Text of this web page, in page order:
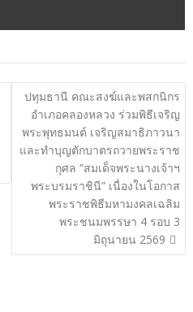
ปทุมธานี คณะสงฆ์และพสกนิกร
อำเภอคลองหลวง ร่วมพิธีเจริญ
พระพุทธมนต์ เจริญสมาธิภาวนา
และทำบุญตักบาตรถวายพระราช
กุศล “สมเด็จพระนางเจ้าฯ
พระบรมราชินี” เนื่องในโอกาส
พระราชพิธีมหามงคลเฉลิม
พระชนมพรรษา 4 รอบ 3
มิถุนายน 2569